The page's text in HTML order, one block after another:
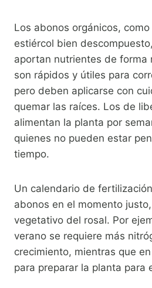
Los abonos orgánicos,
estiércol bien
aportan nutrientes de forma
son rápidos y útiles para
pero deben aplicarse con
quemar las raíces. Los de
alimentan la planta por
quienes no pueden estar
tiempo.
Un calendario de
abonos en el momento
vegetativo del rosal. Por
verano se requiere más
crecimiento, mientras que
para preparar la planta para